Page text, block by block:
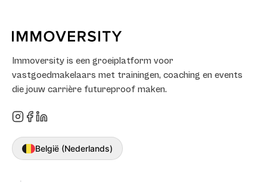
Immoversity is een groeiplatform voor
vastgoedmakelaars met trainingen, coaching en events
die jouw carrière futureproof maken.
België (Nederlands)